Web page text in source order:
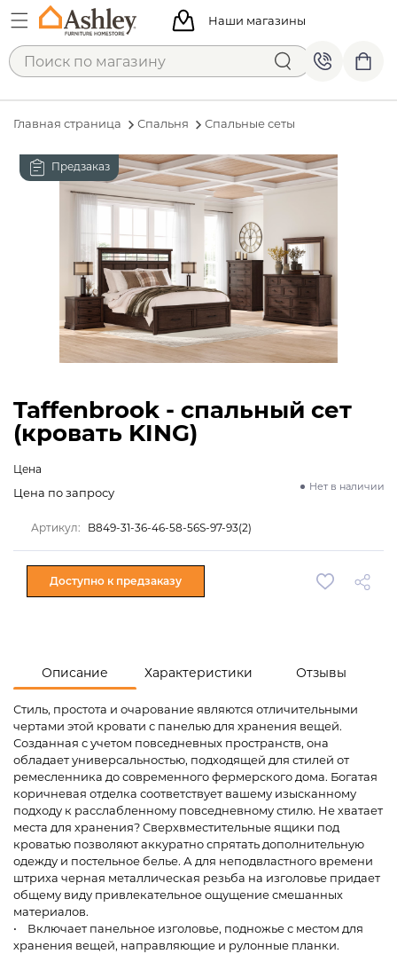
Наши магазины
Главная страница Спальня Спальные сеты
Предзаказ
Описание Характеристики Отзывы
Стиль, простота и очарование являются отличительными
чертами этой кровати с панелью для хранения вещей.
Созданная с учетом повседневных пространств, она
обладает универсальностью, подходящей для стилей от
ремесленника до современного фермерского дома. Богатая
коричневая отделка соответствует вашему изысканному
подходу к расслабленному повседневному стилю. Не хватает
места для хранения? Сверхвместительные ящики под
кроватью позволяют аккуратно спрятать дополнительную
одежду и постельное белье. А для неподвластного времени
штриха черная металлическая резьба на изголовье придает
общему виду привлекательное ощущение смешанных
материалов.
• Включает панельное изголовье, подножье с местом для
хранения вещей, направляющие и рулонные планки.
Taffenbrook - спальный сет
(кровать KING)
Цена
Нет в наличии
Цена по запросу
Артикул: B849-31-36-46-58-56S-97-93(2)
Доступно к предзаказу